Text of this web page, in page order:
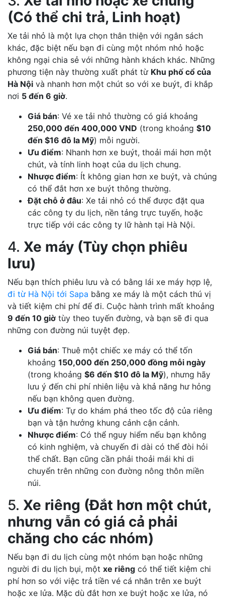
(Có thể chi trả, Linh hoạt)
Xe tải nhỏ là một lựa chọn thân thiện với ngân sách
khác, đặc biệt nếu bạn đi cùng một nhóm nhỏ hoặc
không ngại chia sẻ với những hành khách khác. Những
phương tiện này thường xuất phát từ Khu phố cổ của
Hà Nội và nhanh hơn một chút so với xe buýt, đi khắp
nơi 5 đến 6 giờ.
Giá bán: Vé xe tải nhỏ thường có giá khoảng
250,000 đến 400,000 VND (trong khoảng $10
đến $16 đô la Mỹ) mỗi người.
Ưu điểm: Nhanh hơn xe buýt, thoải mái hơn một
chút, và tính linh hoạt của du lịch chung.
Nhược điểm: Ít không gian hơn xe buýt, và chúng
có thể đắt hơn xe buýt thông thường.
Đặt chỗ ở đâu: Xe tải nhỏ có thể được đặt qua
các công ty du lịch, nền tảng trực tuyến, hoặc
trực tiếp với các công ty lữ hành tại Hà Nội.
4. Xe máy (Tùy chọn phiêu
lưu)
Nếu bạn thích phiêu lưu và có bằng lái xe máy hợp lệ,
đi từ Hà Nội tới Sapa bằng xe máy là một cách thú vị
và tiết kiệm chi phí để đi. Cuộc hành trình mất khoảng
9 đến 10 giờ tùy theo tuyến đường, và bạn sẽ đi qua
những con đường núi tuyệt đẹp.
Giá bán: Thuê một chiếc xe máy có thể tốn
khoảng 150,000 đến 250,000 đồng mỗi ngày
(trong khoảng $6 đến $10 đô la Mỹ), nhưng hãy
lưu ý đến chi phí nhiên liệu và khả năng hư hỏng
nếu bạn không quen đường.
Ưu điểm: Tự do khám phá theo tốc độ của riêng
bạn và tận hưởng khung cảnh cận cảnh.
Nhược điểm: Có thể nguy hiểm nếu bạn không
có kinh nghiệm, và chuyến đi dài có thể đòi hỏi
thể chất. Bạn cũng cần phải thoải mái khi di
chuyển trên những con đường nông thôn miền
núi.
5. Xe riêng (Đắt hơn một chút,
nhưng vẫn có giá cả phải
chăng cho các nhóm)
Nếu bạn đi du lịch cùng một nhóm bạn hoặc những
người đi du lịch bụi, một xe riêng có thể tiết kiệm chi
phí hơn so với việc trả tiền vé cá nhân trên xe buýt
hoặc xe lửa. Mặc dù đắt hơn xe buýt hoặc xe lửa, nó